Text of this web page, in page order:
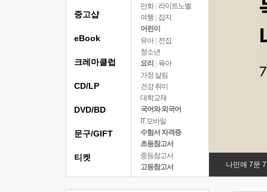
만화 | 라이트노벨
여행
잡지
어린이
유아 | 전집
청소년
요리
육아
가정 살림
건강 취미
대학교재
국어와 외국어
IT 모바일
수험서 자격증
초등참고서
중등참고서
고등참고서
나민애 7문
중고샵
eBook
크레마클럽
CD/LP
DVD/BD
문구/GIFT
티켓